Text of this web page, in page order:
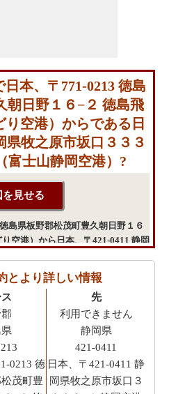
本、〒771-0213 徳島
朝日野１６−２ 徳島飛
空港）からである日
県牧之原市坂口３３３
富士山静岡空港）?
島県板野郡松茂町豊久朝日野１６
空港）から日本、〒421-0411 静岡
動時間
とより詳しい情報
0213 徳
茂町豊
先
利用できません
静岡県
421-0411
日本、〒421-0411 静
岡県牧之原市坂口３